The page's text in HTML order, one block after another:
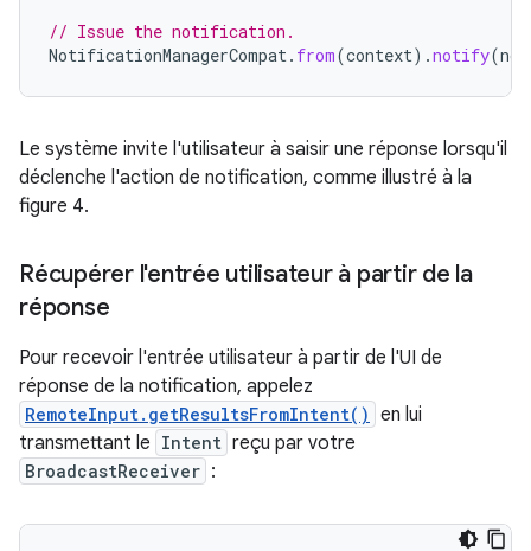
// Issue the notification.
NotificationManagerCompat . from(context).notify(
Le système invite l'utilisateur à saisir une réponse lorsqu'il
déclenche l'action de notification, comme illustré à la
figure 4.
Récupérer l'entrée utilisateur à partir de la
réponse
Pour recevoir l'entrée utilisateur à partir de l'UI de
réponse de la notification, appelez
RemoteInput.getResultsFromIntent() en lui
transmettant le Intent reçu par votre
BroadcastReceiver :